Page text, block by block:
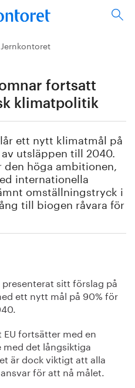
fortsatt
klimatpolitik
ett nytt klimatmål på
utsläppen till 2040.
höga ambitionen,
internationella
omställningstryck i
till biogen råvara för
sitt förslag på
ett nytt mål på 90% för
fortsätter med en
det långsiktiga
är dock viktigt att alla
för att nå målet.